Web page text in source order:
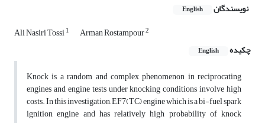
نویسندگان English
Ali Nasiri Tossi1 Arman Rostampour2
چکیده English
Knock is a random and complex phenomenon in reciprocating
engines and engine tests under knocking conditions involve high
costs. In this investigation, EF7(TC) engine which is a bi-fuel spark
ignition engine and has relatively high probability of knock